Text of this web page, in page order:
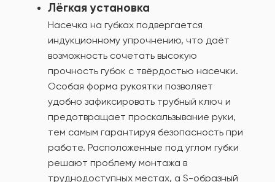
Лёгкая установка
Насечка на губках подвергается
индукционному упрочнению, что даёт
возможность сочетать высокую
прочность губок с твёрдостью насечки.
Особая форма рукоятки позволяет
удобно зафиксировать трубный ключ и
предотвращает проскальзывание руки,
тем самым гарантируя безопасность при
работе. Расположенные под углом губки
решают проблему монтажа в
труднодоступных местах, а S-образный